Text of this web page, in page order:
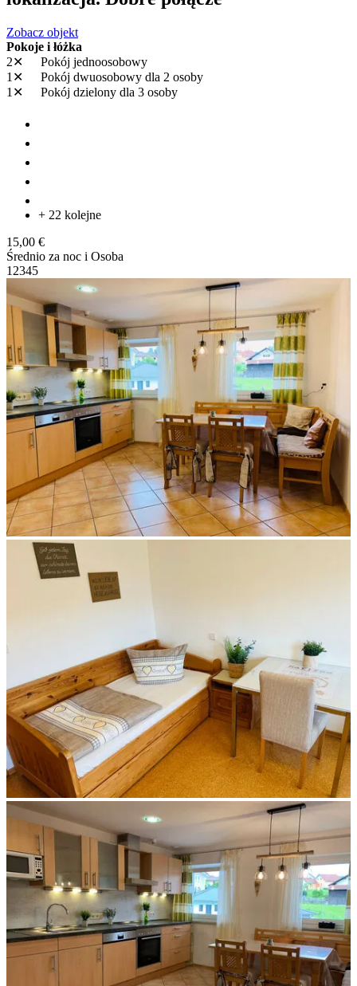
Zobacz objekt
Pokoje i łóżka
2✕
Pokój jednoosobowy
1✕
Pokój dwuosobowy dla 2 osoby
1✕
Pokój dzielony dla 3 osoby
+ 22 kolejne
15,00 €
Średnio za noc i Osoba
1 2345